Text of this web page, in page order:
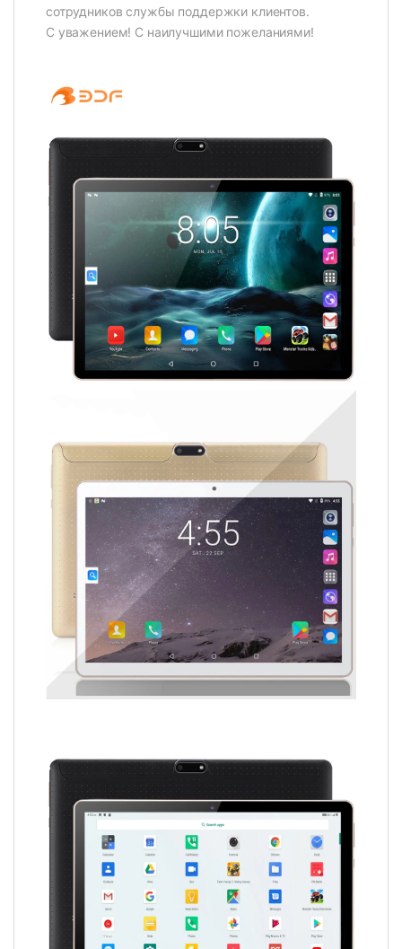
сотрудников службы поддержки клиентов.
С уважением! С наилучшими пожеланиями!